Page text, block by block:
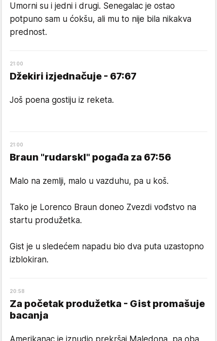
Umorni su i jedni i drugi. Senegalac je ostao
potpuno sam u ćokšu, ali mu to nije bila nikakva
prednost.
21:00
Džekiri izjednačuje - 67:67
Još poena gostiju iz reketa.
21:00
Braun "rudarskI" pogađa za 67:56
Malo na zemlji, malo u vazduhu, pa u koš.
Tako je Lorenco Braun doneo Zvezdi vođstvo na
startu produžetka.
Gist je u sledećem napadu bio dva puta uzastopno
izblokiran.
20:58
Za početak produžetka - Gist promašuje
bacanja
Amerikanac je iznudio prekršaj Maledona, pa oba